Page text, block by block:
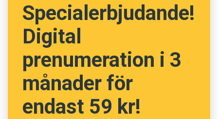
Specialerbjudande!
Digital
prenumeration i 3
månader för
endast 59 kr!